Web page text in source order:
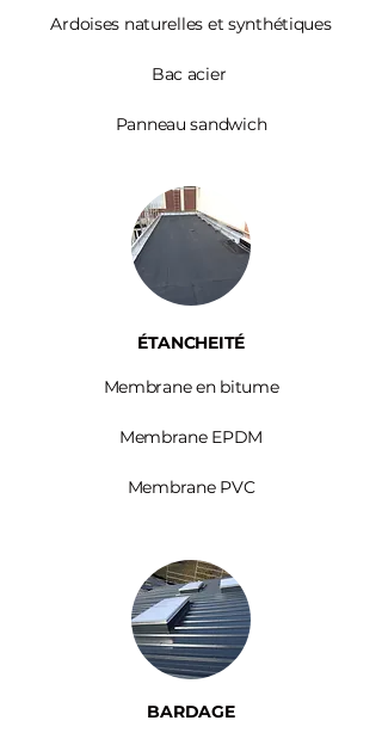
Ardoises naturelles et synthétiques
Bac acier
Panneau sandwich
ÉTANCHEITÉ
Membrane en bitume
Membrane EPDM
Membrane PVC
BARDAGE​